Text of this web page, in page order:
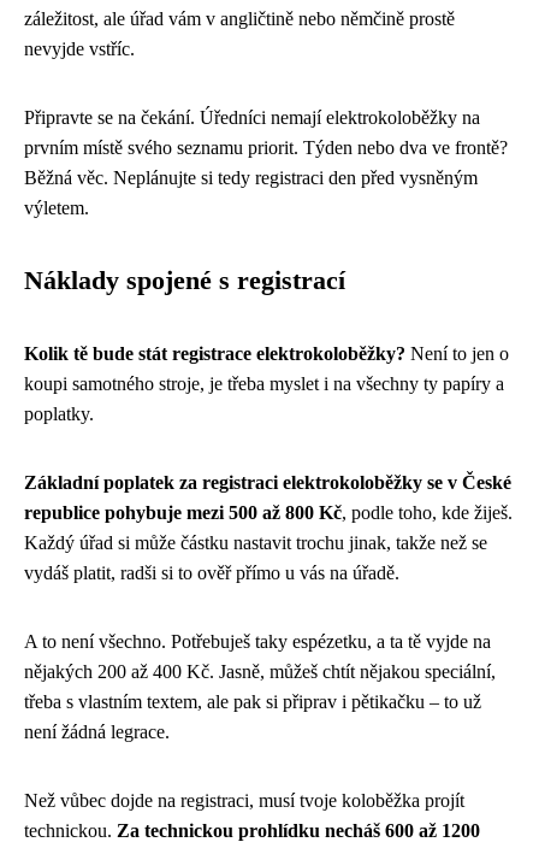
záležitost, ale úřad vám v angličtině nebo němčině prostě
nevyjde vstříc.
Připravte se na čekání. Úředníci nemají elektrokoloběžky na
prvním místě svého seznamu priorit. Týden nebo dva ve frontě?
Běžná věc. Neplánujte si tedy registraci den před vysněným
výletem.
Náklady spojené s registrací
Kolik tě bude stát registrace elektrokoloběžky? Není to jen o
koupi samotného stroje, je třeba myslet i na všechny ty papíry a
poplatky.
Základní poplatek za registraci elektrokoloběžky se v České
republice pohybuje mezi 500 až 800 Kč, podle toho, kde žiješ.
Každý úřad si může částku nastavit trochu jinak, takže než se
vydáš platit, radši si to ověř přímo u vás na úřadě.
A to není všechno. Potřebuješ taky espézetku, a ta tě vyjde na
nějakých 200 až 400 Kč. Jasně, můžeš chtít nějakou speciální,
třeba s vlastním textem, ale pak si připrav i pětikačku – to už
není žádná legrace.
Než vůbec dojde na registraci, musí tvoje koloběžka projít
technickou. Za technickou prohlídku necháš 600 až 1200